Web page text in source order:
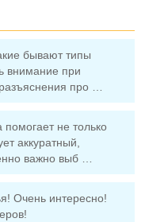
бывают типы
внимание при
про …
не только
аккуратный,
важно выб …
Очень интересно!